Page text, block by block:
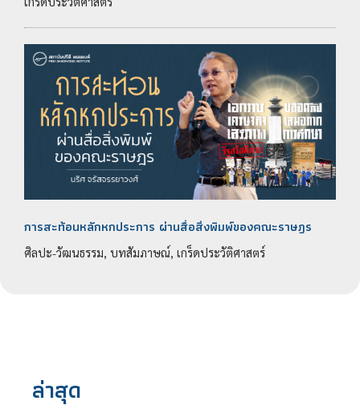
การสะท้อนหลักหกประการ ผ่านสื่อสิ่งพิมพ์ของคณะราษฎร
ศิลปะ-วัฒนธรรม, บทสัมภาษณ์, เกร็ดประวัติศาสตร์
ล่าสุด